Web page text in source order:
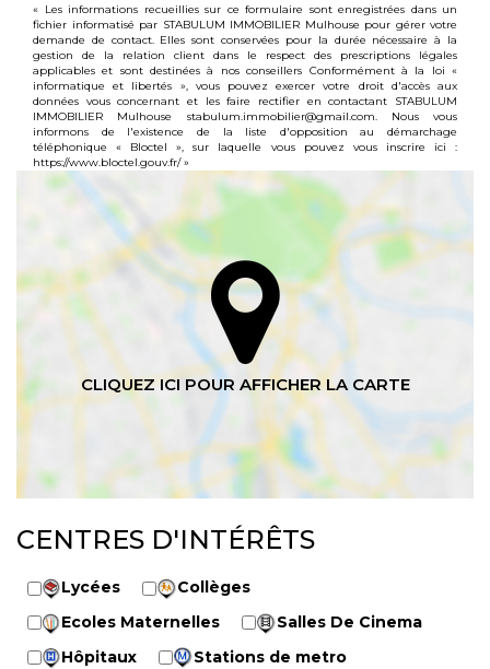
« Les informations recueillies sur ce formulaire sont enregistrées dans un
fichier informatisé par STABULUM IMMOBILIER Mulhouse pour gérer votre
demande de contact. Elles sont conservées pour la durée nécessaire à la
gestion de la relation client dans le respect des prescriptions légales
applicables et sont destinées à nos conseillers Conformément à la loi «
informatique et libertés », vous pouvez exercer votre droit d'accès aux
données vous concernant et les faire rectifier en contactant STABULUM
IMMOBILIER Mulhouse stabulum.immobilier@gmail.com. Nous vous
informons de l'existence de la liste d'opposition au démarchage
téléphonique « Bloctel », sur laquelle vous pouvez vous inscrire ici :
https://www.bloctel.gouv.fr/»
CENTRES D'INTÉRÊTS
Lycées
Collèges
Ecoles Maternelles
Salles De Cinema
Hôpitaux
Stations de metro